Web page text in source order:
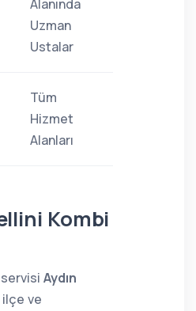
Alanında
Uzman
Ustalar
Tüm
Hizmet
Alanları
Kombi
Aydın
ve